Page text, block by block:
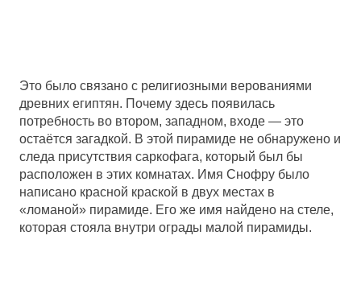
Это было связано с религиозными верованиями
древних египтян. Почему здесь появилась
потребность во втором, западном, входе — это
остаётся загадкой. В этой пирамиде не обнаружено и
следа присутствия саркофага, который был бы
расположен в этих комнатах. Имя Снофру было
написано красной краской в двух местах в
«ломаной» пирамиде. Его же имя найдено на стеле,
которая стояла внутри ограды малой пирамиды.